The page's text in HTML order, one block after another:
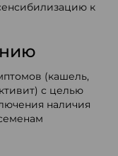
к
(кашель,
с целью
наличия